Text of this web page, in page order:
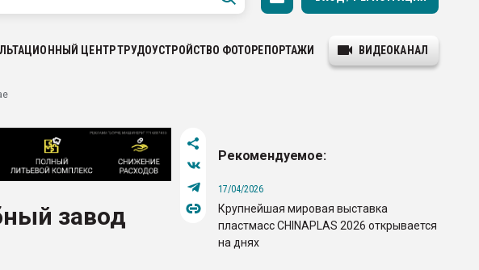
ЦЕНТРТРУДОУСТРОЙСТВО ФОТОРЕПОРТАЖИ ВИДЕОКАНАЛ
завод
Рекомендуемое:
17/04/2026
Крупнейшая мировая выставка
пластмасс CHINAPLAS 2026 открывается
на днях